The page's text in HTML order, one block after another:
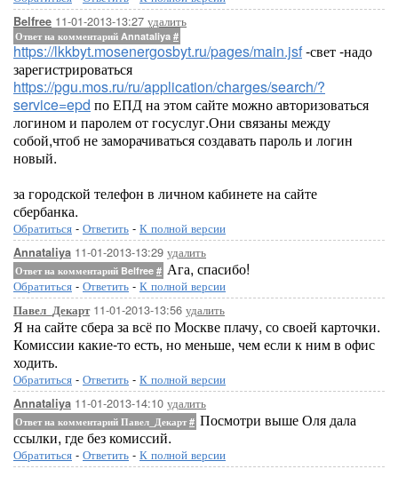
Belfree 11-01-2013-13:27 удалить
Ответ на комментарий Annataliya #
https://lkkbyt.mosenergosbyt.ru/pages/main.jsf-свет -надо
зарегистрироваться
https://pgu.mos.ru/ru/application/charges/search/?
service=epd по ЕПД на этом сайте можно авторизоваться
логином и паролем от госуслуг.Они связаны между
собой,чтоб не заморачиваться создавать пароль и логин
новый.
за городской телефон в личном кабинете на сайте
сбербанка.
Обратиться - Ответить - К полной версии
Annataliya 11-01-2013-13:29 удалить
Ответ на комментарий Belfree # Ага, спасибо!
Обратиться - Ответить - К полной версии
Павел_Декарт11-01-2013-13:56 удалить
Я на сайте сбера за всё по Москве плачу, со своей карточки.
Комиссии какие-то есть, но меньше, чем если к ним в офис
ходить.
Обратиться - Ответить - К полной версии
Annataliya 11-01-2013-14:10 удалить
Ответ на комментарий Павел_Декарт# Посмотри выше Оля дала
ссылки, где без комиссий.
Обратиться - Ответить - К полной версии